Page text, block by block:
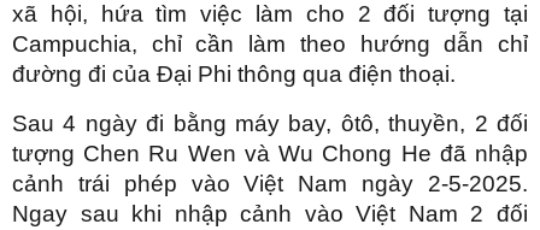
xã hội, hứa tìm việc làm cho 2 đối tượng tại
Campuchia, chỉ cần làm theo hướng dẫn chỉ
đường đi của Đại Phi thông qua điện thoại.
Sau 4 ngày đi bằng máy bay, ôtô, thuyền, 2 đối
tượng Chen Ru Wen và Wu Chong He đã nhập
cảnh trái phép vào Việt Nam ngày 2-5-2025.
Ngay sau khi nhập cảnh vào Việt Nam 2 đối